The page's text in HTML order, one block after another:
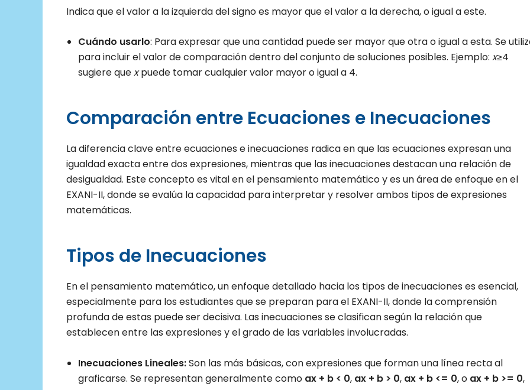
Indica que el valor a la izquierda del signo es mayor que el valor a la derecha, o igual a este.
Cuándo usarlo: Para expresar que una cantidad puede ser mayor que otra o igual a esta. Se
para incluir el valor de comparación dentro del conjunto de soluciones posibles. Ejemplo: x≥4
sugiere quexpuede tomar cualquier valor mayor o igual a 4.
Comparación entre Ecuaciones e Inecuaciones
La diferencia clave entre ecuaciones e inecuaciones radica en que las ecuaciones expresan una
igualdad exacta entre dos expresiones, mientras que las inecuaciones destacan una relación de
desigualdad. Este concepto es vital en el pensamiento matemático y es un área de enfoque en el
EXANI-II, donde se evalúa la capacidad para interpretar y resolver ambos tipos de expresiones
matemáticas.
Tipos de Inecuaciones
En el pensamiento matemático, un enfoque detallado hacia los tipos de inecuaciones es esencial,
especialmente para los estudiantes que se preparan para el EXANI-II, donde la comprensión
profunda de estas puede ser decisiva. Las inecuaciones se clasifican según la relación que
establecen entre las expresiones y el grado de las variables involucradas.
Inecuaciones Lineales:Son las más básicas, con expresiones que forman una línea recta al
graficarse. Se representan generalmente como ax + b < 0, ax + b > 0, ax + b <= 0, o ax + b >= 0,